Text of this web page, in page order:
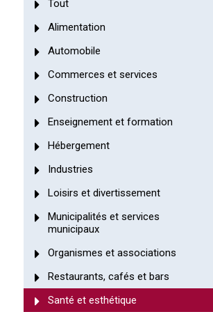
Tout
Alimentation
Automobile
Commerces et services
Construction
Enseignement et formation
Hébergement
Industries
Loisirs et divertissement
Municipalités et services
municipaux
Organismes et associations
Restaurants, cafés et bars
Santé et esthétique